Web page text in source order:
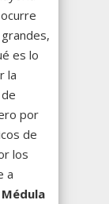
es lo
la
por
de
los
a